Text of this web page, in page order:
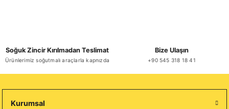
Soğuk Zincir Kırılmadan Teslimat
Ürünlerimiz soğutmalı araçlarla kapnızda
Bize Ulaşın
+90 545 318 18 41
Kurumsal